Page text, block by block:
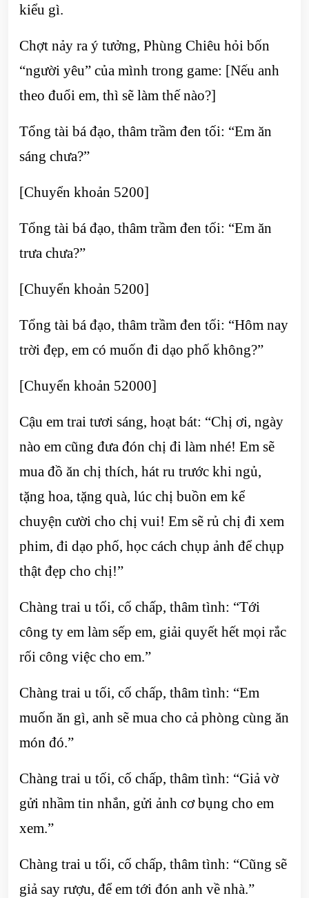
kiểu gì.
Chợt nảy ra ý tưởng, Phùng Chiêu hỏi bốn
“người yêu” của mình trong game: [Nếu anh
theo đuổi em, thì sẽ làm thế nào?]
Tổng tài bá đạo, thâm trầm đen tối: “Em ăn
sáng chưa?”
[Chuyển khoản 5200]
Tổng tài bá đạo, thâm trầm đen tối: “Em ăn
trưa chưa?”
[Chuyển khoản 5200]
Tổng tài bá đạo, thâm trầm đen tối: “Hôm nay
trời đẹp, em có muốn đi dạo phố không?”
[Chuyển khoản 52000]
Cậu em trai tươi sáng, hoạt bát: “Chị ơi, ngày
nào em cũng đưa đón chị đi làm nhé! Em sẽ
mua đồ ăn chị thích, hát ru trước khi ngủ,
tặng hoa, tặng quà, lúc chị buồn em kể
chuyện cười cho chị vui! Em sẽ rủ chị đi xem
phim, đi dạo phố, học cách chụp ảnh để chụp
thật đẹp cho chị!”
Chàng trai u tối, cố chấp, thâm tình: “Tới
công ty em làm sếp em, giải quyết hết mọi rắc
rối công việc cho em.”
Chàng trai u tối, cố chấp, thâm tình: “Em
muốn ăn gì, anh sẽ mua cho cả phòng cùng ăn
món đó.”
Chàng trai u tối, cố chấp, thâm tình: “Giả vờ
gửi nhầm tin nhắn, gửi ảnh cơ bụng cho em
xem.”
Chàng trai u tối, cố chấp, thâm tình: “Cũng sẽ
giả say rượu, để em tới đón anh về nhà.”